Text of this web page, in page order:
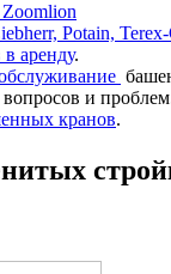
Potain,
аренду.
и
кранов.